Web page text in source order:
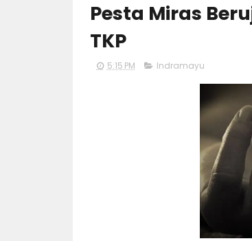
Pesta Miras
TKP
5:15 PM Indramayu